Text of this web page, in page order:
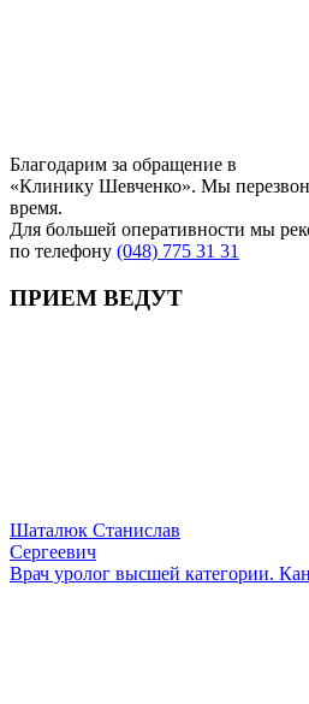
Благодарим за обращение в
«Клинику Шевченко». Мы
время.
Для большей оперативности мы
по телефону (048) 775 31 31
ПРИЕМ ВЕДУТ
Шаталюк Станислав
Сергеевич
Врач уролог высшей категории.